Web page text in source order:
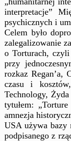
interpretacje”
psychicznych i
Celem było
zalegalizowanie
o Torturach,
przy
rozkaz Regan’a,
czasu i
Technology,
tytułem:
amnezja
USA używa bazy
podpisanego z